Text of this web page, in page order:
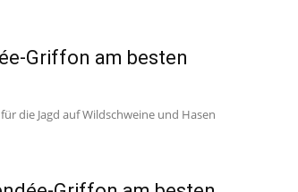
Griffon am besten
die Jagd auf Wildschweine und Hasen